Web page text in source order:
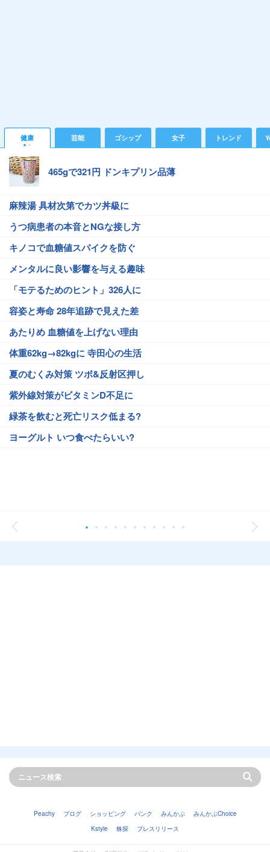
健康 芸能 ゴシップ 女子 トレンド
465gで321円 ドンキプリン品薄
麻辣湯 具材次第でカツ丼級に
うつ病患者の本音とNGな接し方
キノコで血糖値スパイクを防ぐ
メンタルに良い影響を与える趣味
「モテるためのヒント」326人に
容姿と寿命 28年追跡で見えた差
あたりめ 血糖値を上げない理由
体重62kg→82kgに 寺田心の生活
夏のむくみ対策 ツボ&反射区押し
紫外線対策がビタミンD不足に
緑茶を飲むと死亡リスク低まる?
ヨーグルト いつ食べたらいい?
Peachy ブログ ショッピング バンク みんかぶ
みんかぶChoice
Kstyle
株探 プレスリリース